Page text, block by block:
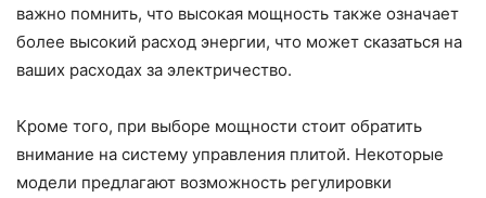
важно помнить, что высокая мощность также означает
более высокий расход энергии, что может сказаться на
ваших расходах за электричество.
Кроме того, при выборе мощности стоит обратить
внимание на систему управления плитой. Некоторые
модели предлагают возможность регулировки